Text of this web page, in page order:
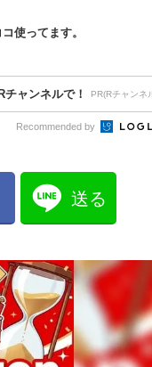
使ってます。
チャンネルで！ PR(Rチャンネ
Recommended by
送る